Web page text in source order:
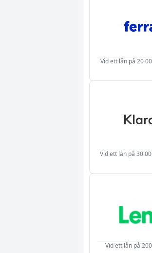
Vid ett lån på 20
Vid ett lån på 30
Vid ett lån på